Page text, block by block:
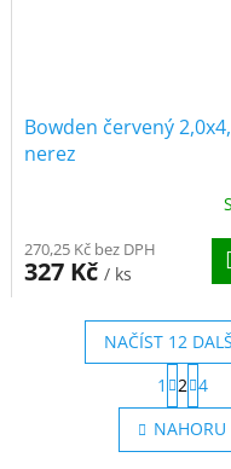
Bowden červený
nerez
270,25 Kč bez DPH
327 Kč / ks
O
v
l
NAČÍST 12
S
t
r
á
n
1 2 4
NAHORU